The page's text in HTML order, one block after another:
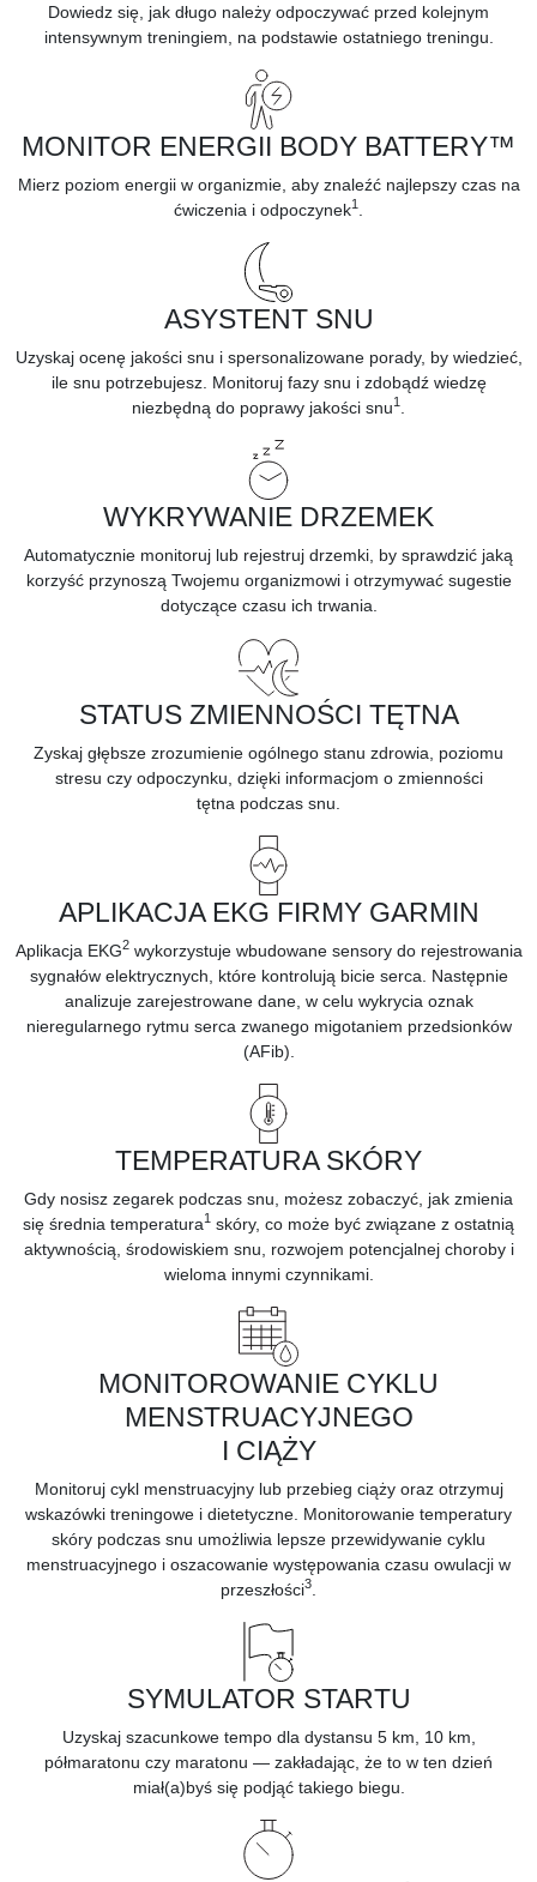
Dowiedz się, jak długo należy odpoczywać przed kolejnym
intensywnym treningiem, na podstawie ostatniego treningu.
MONITOR ENERGII BODY BATTERY™
Mierz poziom energii w organizmie, aby znaleźć najlepszy czas na
ćwiczenia i odpoczynek1
ASYSTENT SNU
Uzyskaj ocenę jakości snu i spersonalizowane porady, by wiedzieć,
ile snu potrzebujesz. Monitoruj fazy snu i zdobądź wiedzę
niezbędną do poprawy jakości snu1
WYKRYWANIE DRZEMEK
Automatycznie monitoruj lub rejestruj drzemki, by sprawdzić jaką
korzyść przynoszą Twojemu organizmowi i otrzymywać sugestie
dotyczące czasu ich trwania.
STATUS ZMIENNOŚCI TĘTNA
Zyskaj głębsze zrozumienie ogólnego stanu zdrowia, poziomu
stresu czy odpoczynku, dzięki informacjom o zmienności
tętna podczas snu.
APLIKACJA EKG FIRMY GARMIN
Aplikacja EKG2 wykorzystuje wbudowane sensory do rejestrowania
sygnałów elektrycznych, które kontrolują bicie serca. Następnie
analizuje zarejestrowane dane, w celu wykrycia oznak
nieregularnego rytmu serca zwanego migotaniem przedsionków
(AFib).
TEMPERATURA SKÓRY
Gdy nosisz zegarek podczas snu, możesz zobaczyć, jak zmienia
się średnia temperatura1 skóry, co może być związane z ostatnią
aktywnością, środowiskiem snu, rozwojem potencjalnej choroby i
wieloma innymi czynnikami.
MONITOROWANIE CYKLU
MENSTRUACYJNEGO
I CIĄŻY
Monitoruj cykl menstruacyjny lub przebieg ciąży oraz otrzymuj
wskazówki treningowe i dietetyczne. Monitorowanie temperatury
skóry podczas snu umożliwia lepsze przewidywanie cyklu
menstruacyjnego i oszacowanie występowania czasu owulacji w
przeszłości3
SYMULATOR STARTU
Uzyskaj szacunkowe tempo dla dystansu 5 km, 10 km,
półmaratonu czy maratonu — zakładając, że to w ten dzień
miał(a)byś się podjąć takiego biegu.